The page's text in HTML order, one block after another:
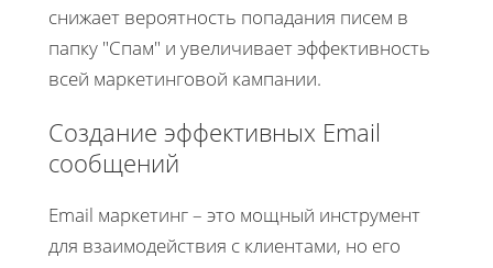
снижает вероятность попадания писем в
папку "Спам" и увеличивает эффективность
всей маркетинговой кампании.
Создание эффективных Email
сообщений
Email маркетинг – это мощный инструмент
для взаимодействия с клиентами, но его